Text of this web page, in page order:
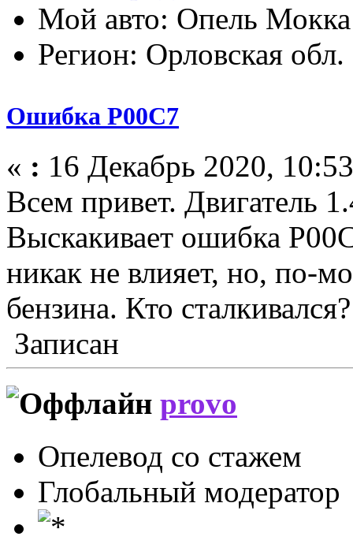
Мой авто: Опель Мокка
Регион: Орловская обл.
Ошибка P00C7
« : 16 Декабрь 2020,
Всем привет. Двигатель
Выскакивает ошибка
никак не влияет, но, по-
бензина. Кто
Записан
provo
Опелевод со стажем
Глобальный модератор